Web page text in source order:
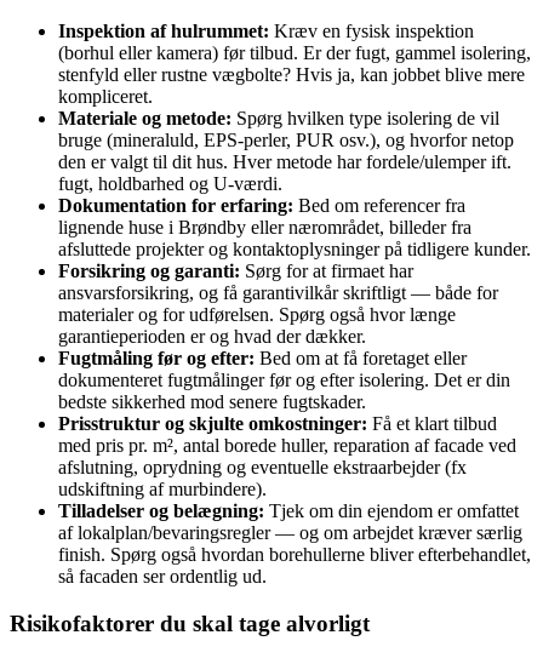
Inspektion af hulrummet: Kræv en fysisk inspektion
(borhul eller kamera) før tilbud. Er der fugt, gammel isolering,
stenfyld eller rustne vægbolte? Hvis ja, kan jobbet blive mere
kompliceret.
Materiale og metode: Spørg hvilken type isolering de vil
bruge (mineraluld, EPS‑perler, PUR osv.), og hvorfor netop
den er valgt til dit hus. Hver metode har fordele/ulemper ift.
fugt, holdbarhed og U‑værdi.
Dokumentation for erfaring: Bed om referencer fra
lignende huse i Brøndby eller nærområdet, billeder fra
afsluttede projekter og kontaktoplysninger på tidligere kunder.
Forsikring og garanti: Sørg for at firmaet har
ansvarsforsikring, og få garantivilkår skriftligt — både for
materialer og for udførelsen. Spørg også hvor længe
garantieperioden er og hvad der dækker.
Fugtmåling før og efter: Bed om at få foretaget eller
dokumenteret fugtmålinger før og efter isolering. Det er din
bedste sikkerhed mod senere fugtskader.
Prisstruktur og skjulte omkostninger: Få et klart tilbud
med pris pr. m², antal borede huller, reparation af facade ved
afslutning, oprydning og eventuelle ekstraarbejder (fx
udskiftning af murbindere).
Tilladelser og belægning: Tjek om din ejendom er omfattet
af lokalplan/bevaringsregler — og om arbejdet kræver særlig
finish. Spørg også hvordan borehullerne bliver efterbehandlet,
så facaden ser ordentlig ud.
Risikofaktorer du skal tage alvorligt